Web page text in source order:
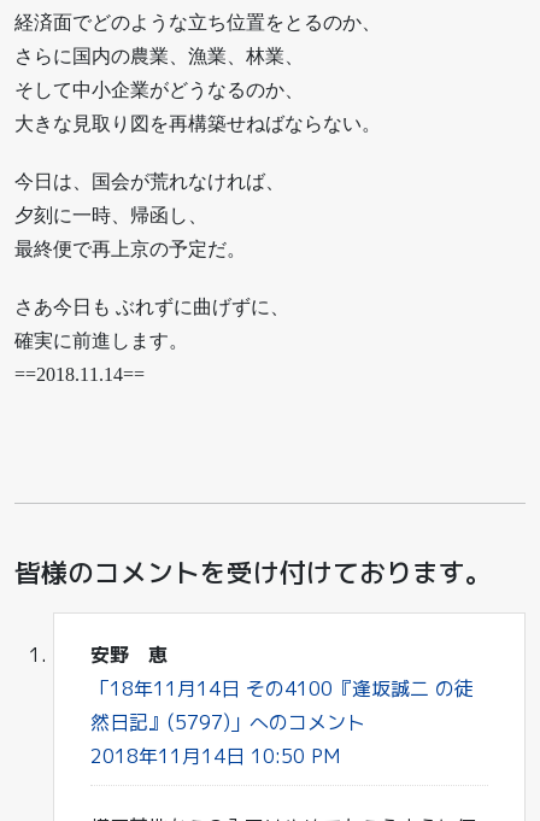
経済面でどのような立ち位置をとるのか、
さらに国内の農業、漁業、林業、
そして中小企業がどうなるのか、
大きな見取り図を再構築せねばならない。
今日は、国会が荒れなければ、
夕刻に一時、帰函し、
最終便で再上京の予定だ。
さあ今日も ぶれずに曲げずに、
確実に前進します。
==2018.11.14==
皆様のコメントを受け付けております。
安野 恵
「18年11月14日 その4100『逢坂誠二 の徒
然日記』(5797)」へのコメント
2018年11月14日 10:50 PM